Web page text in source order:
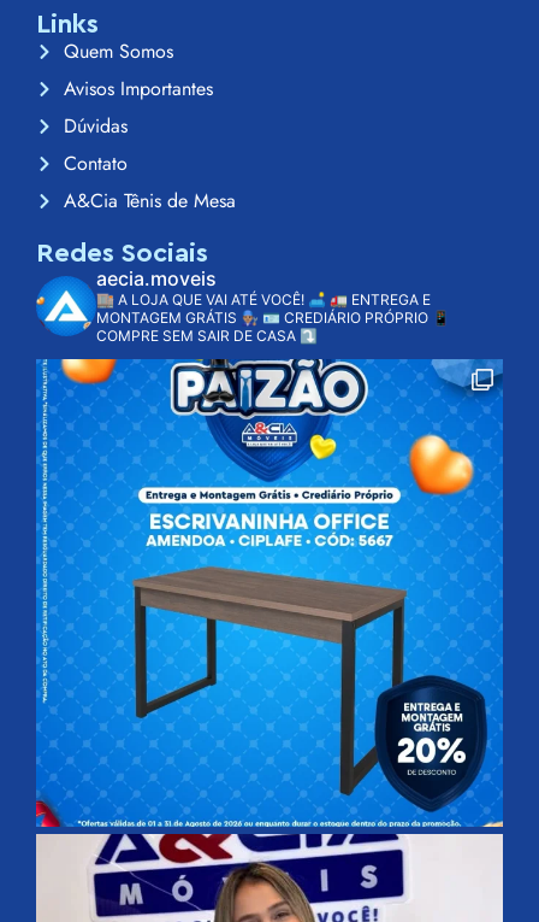
Links
Quem Somos
Avisos Importantes
Dúvidas
Contato
A&Cia Tênis de Mesa
Redes Sociais
aecia.moveis
🏬 A LOJA QUE VAI ATÉ VOCÊ! 🛋️ 🚛 ENTREGA E
MONTAGEM GRÁTIS 👨🏽‍🔧 🪪 CREDIÁRIO PRÓPRIO 📱
COMPRE SEM SAIR DE CASA ⤵️